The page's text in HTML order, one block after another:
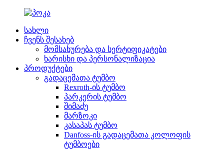
სახლი
ჩვენს შესახებ
მომსახურება და სერტიფიკატები
ხარისხი და პერსონალიზაცია
პროდუქტები
გადაცემათა ტუმბო
Rexroth-ის ტუმბო
პარკერის ტუმბო
შიმაძუ
მარზოკი
კასაპას ტუმბო
Danfoss-ის გადაცემათა კოლოფის
ტუმბოები